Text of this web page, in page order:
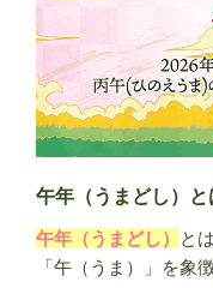
の
始
ま
り・
意
味
過
ご
午年（うまどし）
午年（うまどし）
と
「午（うま）」を象